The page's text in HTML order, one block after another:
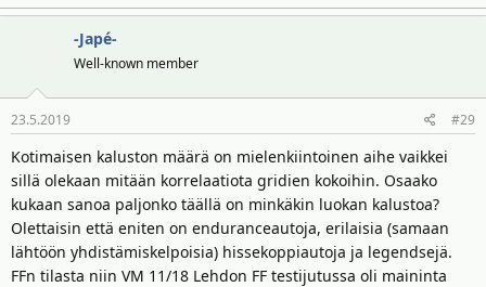
-Japé-
Well-known member
23.5.2019 #29
Kotimaisen kaluston määrä on mielenkiintoinen aihe vaikkei
sillä olekaan mitään korrelaatiota gridien kokoihin. Osaako
kukaan sanoa paljonko täällä on minkäkin luokan kalustoa?
Olettaisin että eniten on enduranceautoja, erilaisia (samaan
lähtöön yhdistämiskelpoisia) hissekoppiautoja ja legendsejä.
FFn tilasta niin VM 11/18 Lehdon FF testijutussa oli maininta